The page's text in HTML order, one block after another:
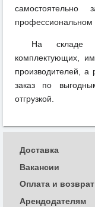
профессиональном
На складе
комплектующих,
производителей, а
заказ по
отгрузкой.
Доставка
Вакансии
Оплата и
Арендодателям